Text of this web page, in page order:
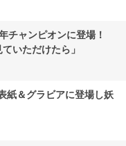
チャンピオンに登場！
いただけたら」
紙＆グラビアに登場し妖